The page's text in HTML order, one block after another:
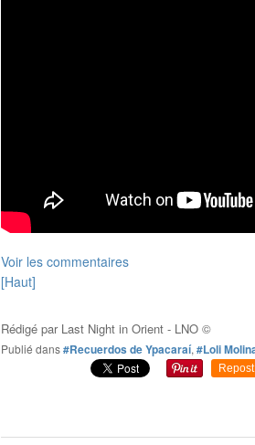
Voir les commentaires
[Haut]
Rédigé par Last Night in Orient - LNO ©
Publié dans#Recuerdos de Ypacaraí, #Loli
Repost